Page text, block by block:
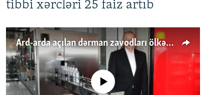
tibbi xərcləri 25 faiz artıb
Ard-arda açılan dərman zavodları ölkənin tələbatını ödəyirmi?
No media source currently available